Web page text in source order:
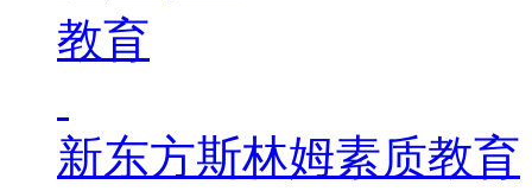
新东方斯林姆素质教育